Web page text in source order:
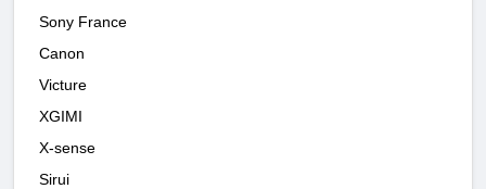
Sony France
Canon
Victure
XGIMI
X-sense
Sirui